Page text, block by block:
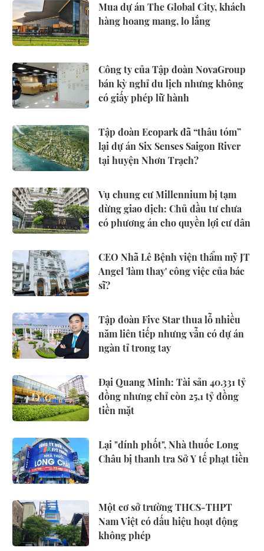
Mua dự án The Global City, khách
hàng hoang mang, lo lắng
Công ty của Tập đoàn NovaGroup
bán kỳ nghỉ du lịch nhưng không
có giấy phép lữ hành
Tập đoàn Ecopark đã “thâu tóm”
lại dự án Six Senses Saigon River
tại huyện Nhơn Trạch?
Vụ chung cư Millennium bị tạm
dừng giao dịch: Chủ đầu tư chưa
có phương án cho quyền lợi cư dân
CEO Nhã Lê Bệnh viện thẩm mỹ JT
Angel 'làm thay' công việc của bác
sĩ?
Tập đoàn Five Star thua lỗ nhiều
năm liên tiếp nhưng vẫn có dự án
ngàn tỉ trong tay
Đại Quang Minh: Tài sản 40.331 tỷ
đồng nhưng chỉ còn 25,1 tỷ đồng
tiền mặt
Lại "dính phốt", Nhà thuốc Long
Châu bị thanh tra Sở Y tế phạt tiền
Một cơ sở trường THCS-THPT
Nam Việt có dấu hiệu hoạt động
không phép